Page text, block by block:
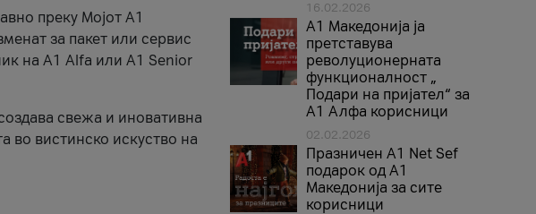
преку Мојот А1
за пакет или сервис
на А1 Alfa или A1 Senior
свежа и иновативна
во вистинско искуство на
16.02.2026
А1 Македонија ја
претставува
револуционерната
функционалност „
Подари на пријател“ за
А1 Алфа корисници
02.02.2026
Празничен A1 Net Sеf
подарок од А1
Македонија за сите
корисници